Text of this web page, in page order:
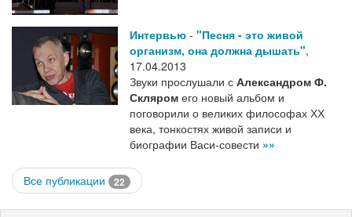
Интервью - "Песня - это живой
организм, она должна дышать",
17.04.2013
Звуки прослушали с Александром Ф.
Скляром его новый альбом и
поговорили о великих философах ХХ
века, тонкостях живой записи и
биографии Васи-совести »»
Все публикации 22